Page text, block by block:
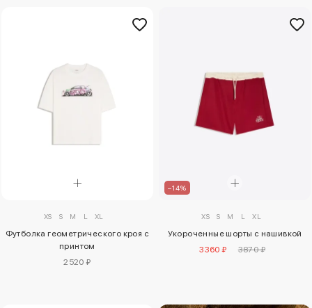
XS S M L XL
Футболка геометрического кроя с
принтом
2520 ₽
–14%
XS S M L XL
Укороченные шорты с нашивкой
3360 ₽
3870 ₽